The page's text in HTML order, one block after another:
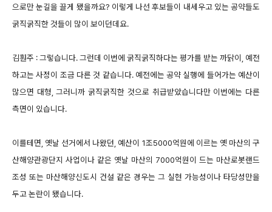
으로만 눈길을 끌게 됐을까요? 이렇게 나선 후보들이 내세우고 있는 공약들도
굵직굵직한 것들이 많이 보이던데요.
김훤주 : 그렇습니다. 그런데 이번에 굵직굵직하다는 평가를 받는 까닭이, 예전
하고는 사정이 조금 다른 것 같습니다. 예전에는 공약 실행에 들어가는 예산이
많으면 대형, 그러니까 굵직굵직한 것으로 취급받았습니다만 이번에는 다른
측면이 있습니다.
이를테면, 옛날 선거에서 나왔던, 예산이 1조5000억원에 이르는 옛 마산의 구
산해양관광단지 사업이나 같은 옛날 마산의 7000억원이 드는 마산로봇랜드
조성 또는 마산해양신도시 건설 같은 경우는 그 실현 가능성이나 타당성만을
두고 논란이 됐습니다.